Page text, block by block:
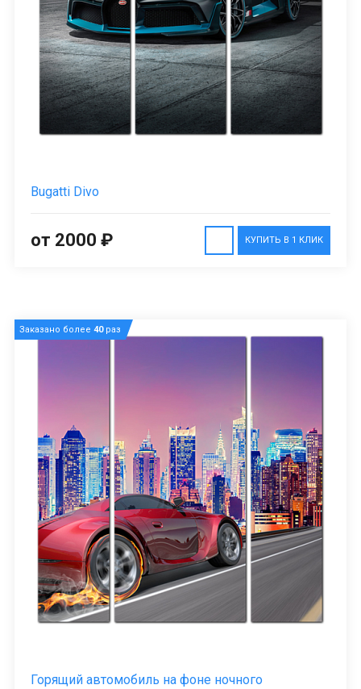
Bugatti Divo
КУПИТЬ В 1 КЛИК
от 2000 ₽
Заказано более 40раз
Горящий автомобиль на фоне ночного